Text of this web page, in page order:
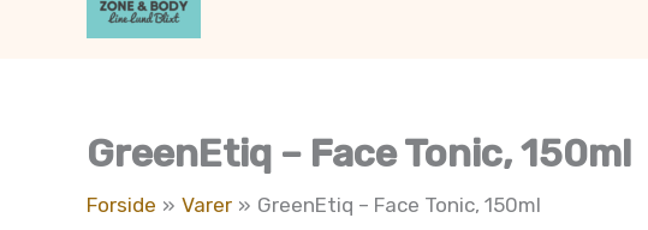
GreenEtiq – Face Tonic, 150ml
Forside Varer GreenEtiq – Face Tonic, 150ml